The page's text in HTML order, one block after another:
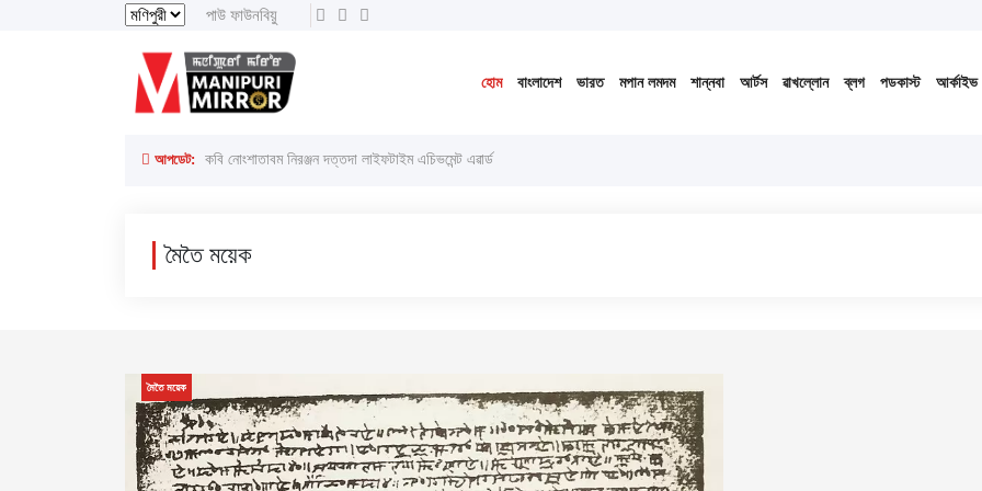
পাউ ফাউনবিয়ু
থাংজা, ৮ অগাস্ট ২০২৬ ইং
হোম বাংলাদেশ ভারত মপান লমদম শান্নবা আর্টস ৱাখল্লোন ব্লগ পডকাস্ট আর্কাইভ
আপডেট: লাইরেল্লাকপম হেরামনিগী '' অতিয়াগী তেলেঙ্গা '' ফোঙখ্রে
মৈতৈ ময়েক
মৈতৈ ময়েক